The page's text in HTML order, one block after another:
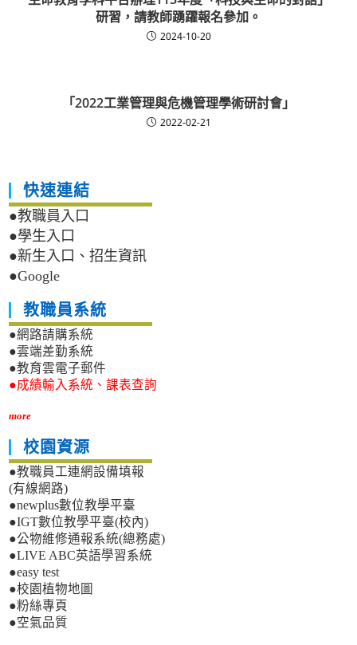
研習，請教師踴躍報名參加。
2024-10-20
「2022工業管理與危機管理學術研討會」
2022-02-21
快速連結
●教職員入口
●學生入口
●新生入口、招生資訊
●Google
教職員系統
●網路請購系統
●雲端差勤系統
●教育雲電子郵件
●成績輸入系統、課表查詢
more
校園資源
●教職員工連網設備填報
(有線網路)
●newplus數位教學平臺
●IGT數位教學平臺(校內)
●公物維修通報系統(總務處)
●LIVE ABC英語學習系統
●easy test
●校園植物地圖
●粉絲專頁
●空氣品質